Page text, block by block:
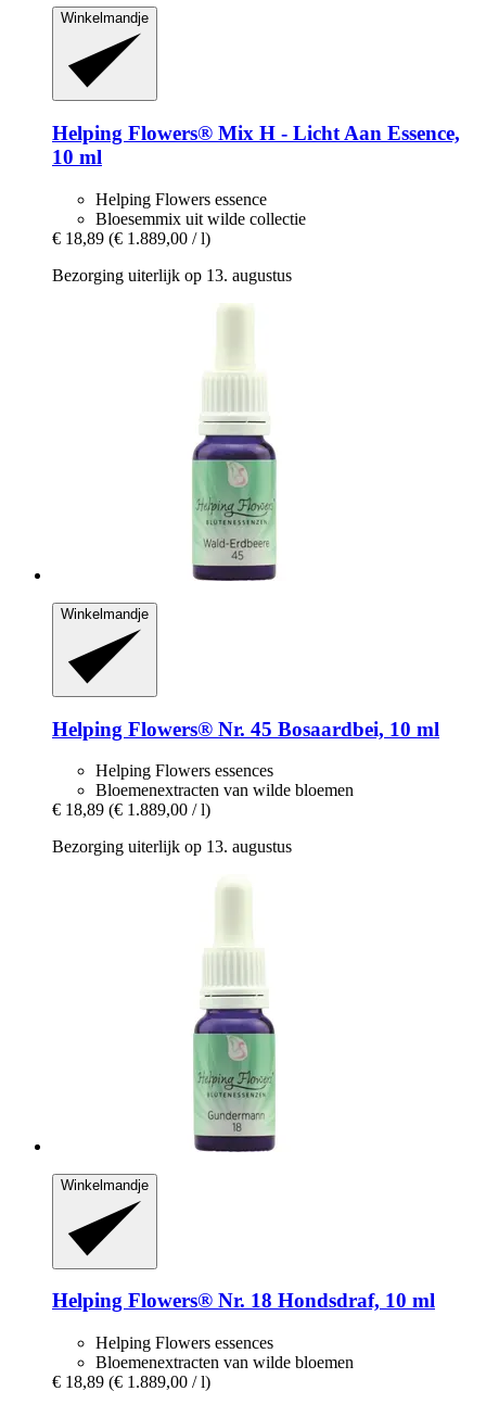
Winkelmandje
Helping Flowers® Mix H -​ Licht Aan Essence,
10 ml
Helping Flowers essence
Bloesemmix uit wilde collectie
€ 18,89 (€ 1.889,00 / l)
Bezorging uiterlijk op 13. augustus
Winkelmandje
Helping Flowers® Nr. 45 Bosaardbei, 10 ml
Helping Flowers essences
Bloemenextracten van wilde bloemen
€ 18,89 (€ 1.889,00 / l)
Bezorging uiterlijk op 13. augustus
Winkelmandje
Helping Flowers® Nr. 18 Hondsdraf, 10 ml
Helping Flowers essences
Bloemenextracten van wilde bloemen
€ 18,89 (€ 1.889,00 / l)